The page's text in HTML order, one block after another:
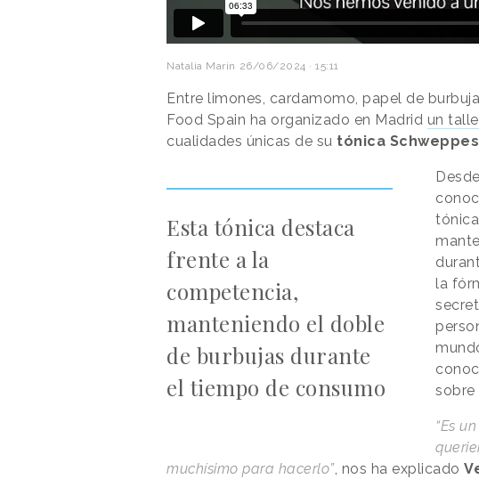
Natalia Marin 26/06/2024 · 15:11
Entre limones, cardamomo, papel de
Food Spain ha organizado en Madrid un
cualidades únicas de su tónica Schweppes
Esta tónica destaca
frente a la
competencia,
manteniendo el doble
de burbujas durante
el tiempo de consumo
la
sobre
“Es
muchísimo para hacerlo”, nos ha explicado